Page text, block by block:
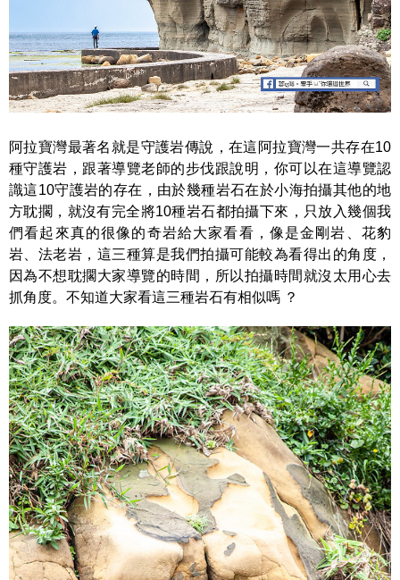
阿拉寶灣最著名就是守護岩傳說，在這阿拉寶灣一共存在10
種守護岩，跟著導覽老師的步伐跟說明，你可以在這導覽認
識這10守護岩的存在，由於幾種岩石在於小海拍攝其他的地
方耽擱，就沒有完全將10種岩石都拍攝下來，只放入幾個我
們看起來真的很像的奇岩給大家看看，像是金剛岩、花豹
岩、法老岩，這三種算是我們拍攝可能較為看得出的角度，
因為不想耽擱大家導覽的時間，所以拍攝時間就沒太用心去
抓角度。不知道大家看這三種岩石有相似嗎 ？